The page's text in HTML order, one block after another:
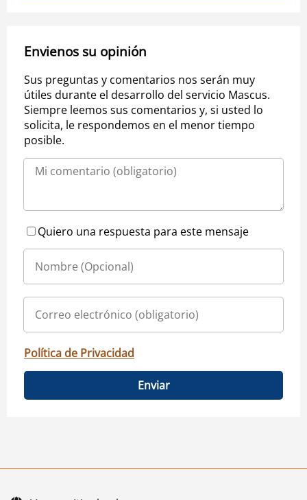
Envienos su opinión
Sus preguntas y comentarios nos serán muy
útiles durante el desarrollo del servicio Mascus.
Siempre leemos sus comentarios y, si usted lo
solicita, le respondemos en el menor tiempo
posible.
Quiero una respuesta para este mensaje
Política de Privacidad
Enviar